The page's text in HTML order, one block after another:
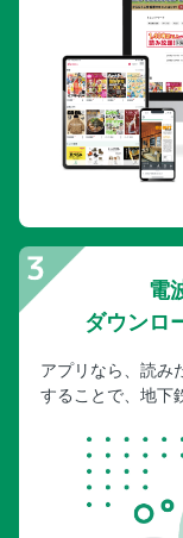
キャバレーショ
ムエタイ観戦／
タイ舞踊
スパ・マッサージ
知っておきたいこ
一軒家スパ／一
街なかスパ／街
タイ古式マッサ
タイ古式マッサ
おさんぽ
サイアム
シーロム
サトーン・ピア周
チャイナタウン
電
ダウンロ
アプリなら、読み
することで、地下